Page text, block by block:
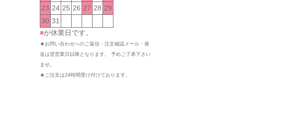
23 24 25 26 27 28 29
30 31
■が休業日です。
★お問い合わせへのご返信・注文確認メール・発
送は翌営業日以降となります。 予めご了承下さい
ませ。
★ご注文は24時間受け付けております。